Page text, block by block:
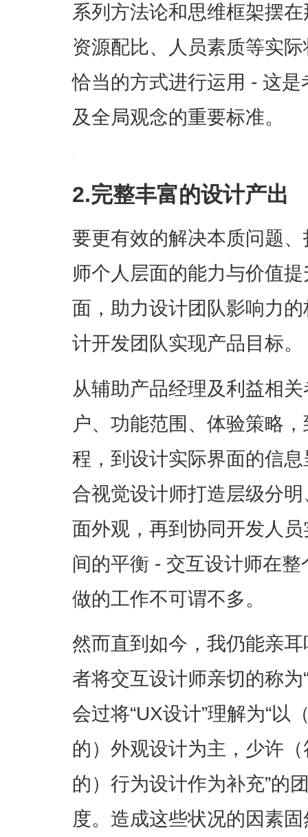
系列方法论和思维框架摆
资源配比、人员素质等实
恰当的方式进行运用 - 这
及全局观念的重要标准。
2.完整丰富的设计产出
要更有效的解决本质问题
师个人层面的能力与价值
面，助力设计团队影响力
计开发团队实现产品目标。
从辅助产品经理及利益相
户、功能范围、体验策略
程，到设计实际界面的信
合视觉设计师打造层级分
面外观，再到协同开发人
间的平衡 - 交互设计师在
做的工作不可谓不多。
然而直到如今，我仍能亲
者将交互设计师亲切的称
会过将“UX设计”理解为“以
的）外观设计为主，少许
的）行为设计作为补充”的
度。造成这些状况的因素